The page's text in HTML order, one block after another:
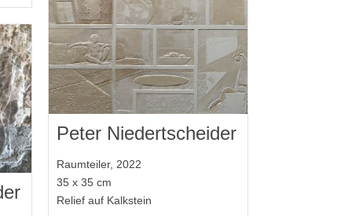
Peter Niedertscheider
Raumteiler, 2022
35 x 35 cm
Relief auf Kalkstein